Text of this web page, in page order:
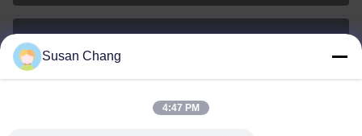
Ηλεκτρονικό
Susan@aeaxa.com
Susan Chang
4:47 PM